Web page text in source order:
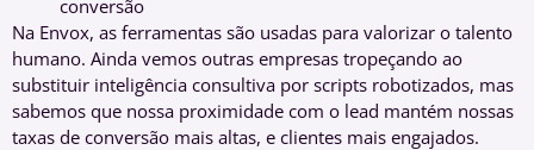
conversão
Na Envox, as ferramentas são usadas para valorizar o talento
humano. Ainda vemos outras empresas tropeçando ao
substituir inteligência consultiva por scripts robotizados, mas
sabemos que nossa proximidade com o lead mantém nossas
taxas de conversão mais altas, e clientes mais engajados.